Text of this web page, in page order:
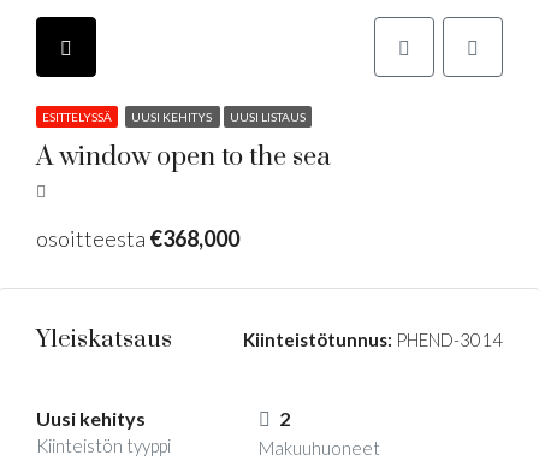
ESITTELYSSÄ UUSI KEHITYS UUSI LISTAUS
A window open to the sea
osoitteesta €368,000
Yleiskatsaus Kiinteistötunnus: PHEND-3014
Uusi kehitys
Kiinteistön tyyppi
2
Makuuhuoneet